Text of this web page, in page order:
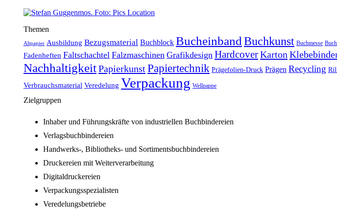
Themen
Altpapier Ausbildung Bezugsmaterial Buchblock BucheinbandBuchkunst Buchmesse
Fadenheften Faltschachtel Falzmaschinen Grafikdesign HardcoverKarton
NachhaltigkeitPapierkunstPapiertechnik Prägefolien-Druck Prägen Recycling
Verbrauchsmaterial Veredelung Verpackung Wellpappe
Zielgruppen
Inhaber und Führungskräfte von industriellen Buchbindereien
Verlagsbuchbindereien
Handwerks-, Bibliotheks- und Sortimentsbuchbindereien
Druckereien mit Weiterverarbeitung
Digitaldruckereien
Verpackungsspezialisten
Veredelungsbetriebe